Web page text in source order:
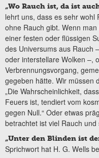
„Wo Rauch ist, da ist
lehrt uns, dass es sehr
ohne Rauch gibt. Wenn
einer festen oder flüssigen
des Universums aus Rauch
oder interstellare Wolken –,
Verbrennungsvorgang,
gegeben hätte. Wir müssen
„Die Wahrscheinlichkeit,
Feuers ist, tendiert vom
gegen Null.“ Oder etwas
betrachtet ist viel Rauch und
„Unter den Blinden ist
Sprichwort hat H. G. Wells